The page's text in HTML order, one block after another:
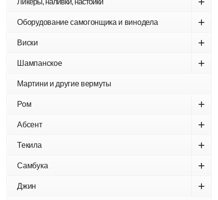
Ликеры, наливки, настойки
Оборудование самогонщика и винодела +
Виски +
Шампанское +
Мартини и другие вермуты
Ром +
Абсент +
Текила +
Самбука +
Джин +